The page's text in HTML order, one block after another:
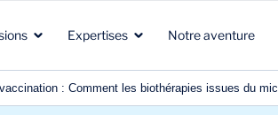
Expertises Notre aventure
: Comment les biothérapies issues du